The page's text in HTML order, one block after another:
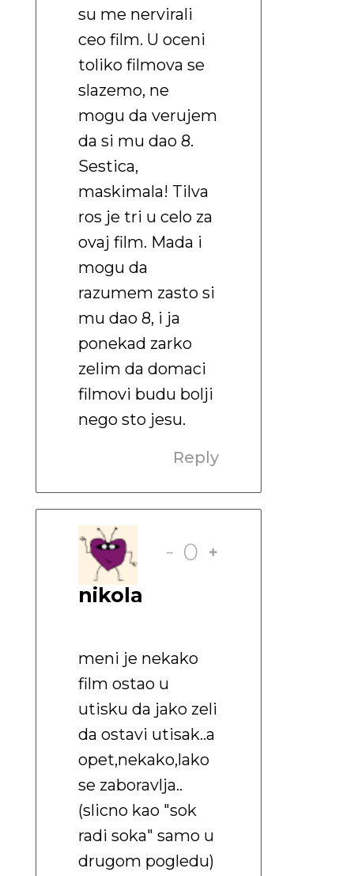
su me nervirali
ceo film. U oceni
toliko filmova se
slazemo, ne
mogu da verujem
da si mu dao 8.
Sestica,
maskimala! Tilva
ros je tri u celo za
ovaj film. Mada i
mogu da
razumem zasto si
mu dao 8, i ja
ponekad zarko
zelim da domaci
filmovi budu bolji
nego sto jesu.
Reply
nikola
- 0
meni je nekako
film ostao u
utisku da jako zeli
da ostavi utisak..a
opet,nekako,lako
se zaboravlja..
(slicno kao "sok
radi soka" samo u
drugom pogledu)